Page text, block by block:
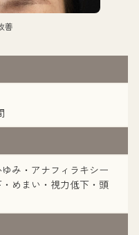
善
み・アナフィラキシー
めまい・視力低下・頭